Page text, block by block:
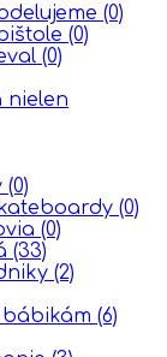
(0)
(0)
(0)
nielen
(0)
(0)
(0)
(33)
(2)
(6)